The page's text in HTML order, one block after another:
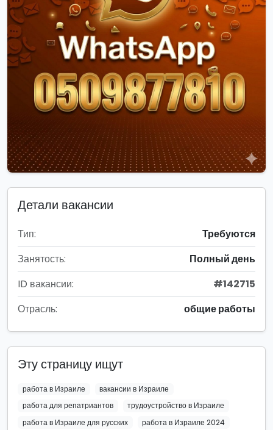
Детали вакансии
Тип:
Требуются
Занятость:
Полный день
ID вакансии:
#142715
Отрасль:
общие работы
Эту страницу ищут
работа в Израиле
вакансии в Израиле
работа для репатриантов
трудоустройство в Израиле
работа в Израиле для русских
работа в Израиле 2024